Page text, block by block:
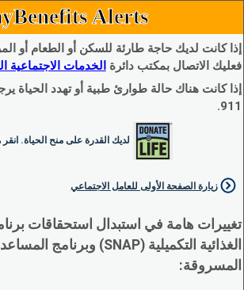
Alerts
إذا كانت لديك حاجة طارئة للسكن أو الطعام أو
فعليك الاتصال بمكتب دائرة الخدمات الاجتماعية
إذا كانت هناك حالة طوارئ طبية أو تهدد الحياة
911.
لديك القدرة على منح الحياة.
زيارة الصفحة الأولى للعامل الاجتماعي
تغييرات هامة في استبدال استحقاقات
المسروقة: